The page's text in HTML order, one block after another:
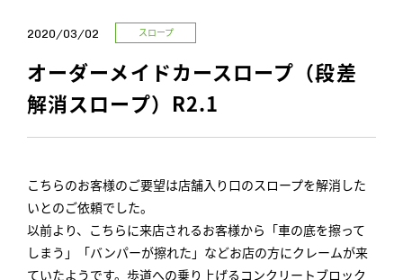
2020/03/02 スロープ
オーダーメイドカースロープ（段差
解消スロープ）R2.1
こちらのお客様のご要望は店舗入り口のスロープを解消した
いとのご依頼でした。
以前より、こちらに来店されるお客様から「車の底を擦って
しまう」「バンパーが擦れた」などお店の方にクレームが来
ていたようです。歩道への乗り上げるコンクリートブロック